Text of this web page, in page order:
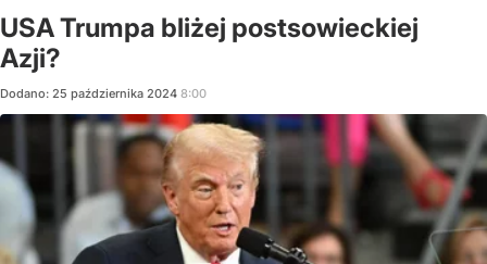
USA Trumpa bliżej postsowieckiej
Azji?
Dodano: 25 października 2024 8:00